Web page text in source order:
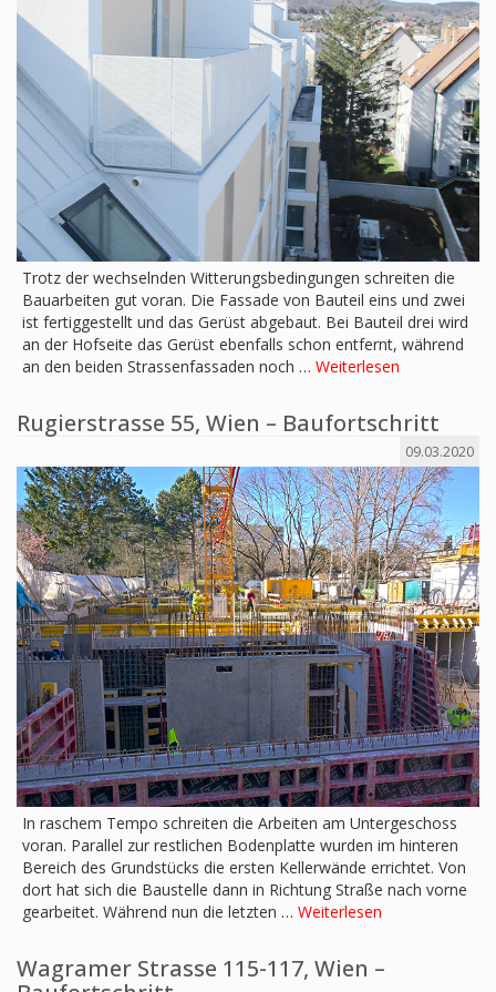
Trotz der wechselnden Witterungsbedingungen schreiten die
Bauarbeiten gut voran. Die Fassade von Bauteil eins und zwei
ist fertiggestellt und das Gerüst abgebaut. Bei Bauteil drei wird
an der Hofseite das Gerüst ebenfalls schon entfernt, während
an den beiden Strassenfassaden noch … Weiterlesen
Rugierstrasse 55, Wien – Baufortschritt
09.03.2020
In raschem Tempo schreiten die Arbeiten am Untergeschoss
voran. Parallel zur restlichen Bodenplatte wurden im hinteren
Bereich des Grundstücks die ersten Kellerwände errichtet. Von
dort hat sich die Baustelle dann in Richtung Straße nach vorne
gearbeitet. Während nun die letzten … Weiterlesen
Wagramer Strasse 115-117, Wien –